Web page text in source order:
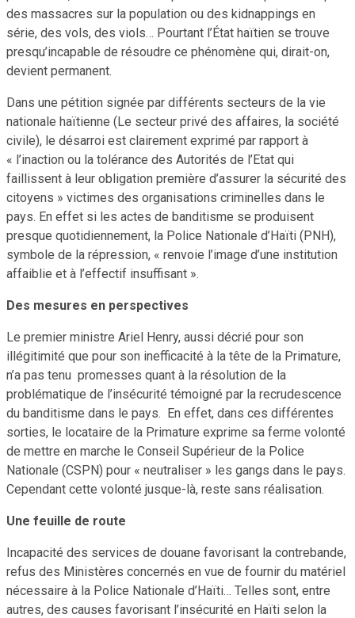
des massacres sur la population ou des kidnappings en
série, des vols, des viols… Pourtant l’État haïtien se trouve
presqu’incapable de résoudre ce phénomène qui, dirait-on,
devient permanent.
Dans une pétition signée par différents secteurs de la vie
nationale haïtienne (Le secteur privé des affaires, la société
civile), le désarroi est clairement exprimé par rapport à
« l’inaction ou la tolérance des Autorités de l’Etat qui
faillissent à leur obligation première d’assurer la sécurité des
citoyens » victimes des organisations criminelles dans le
pays. En effet si les actes de banditisme se produisent
presque quotidiennement, la Police Nationale d’Haïti (PNH),
symbole de la répression, « renvoie l’image d’une institution
affaiblie et à l’effectif insuffisant ».
Des mesures en perspectives
Le premier ministre Ariel Henry, aussi décrié pour son
illégitimité que pour son inefficacité à la tête de la Primature,
n’a pas tenu promesses quant à la résolution de la
problématique de l’insécurité témoigné par la recrudescence
du banditisme dans le pays. En effet, dans ces différentes
sorties, le locataire de la Primature exprime sa ferme volonté
de mettre en marche le Conseil Supérieur de la Police
Nationale (CSPN) pour « neutraliser » les gangs dans le pays.
Cependant cette volonté jusque-là, reste sans réalisation.
Une feuille de route
Incapacité des services de douane favorisant la contrebande,
refus des Ministères concernés en vue de fournir du matériel
nécessaire à la Police Nationale d’Haïti… Telles sont, entre
autres, des causes favorisant l’insécurité en Haïti selon la